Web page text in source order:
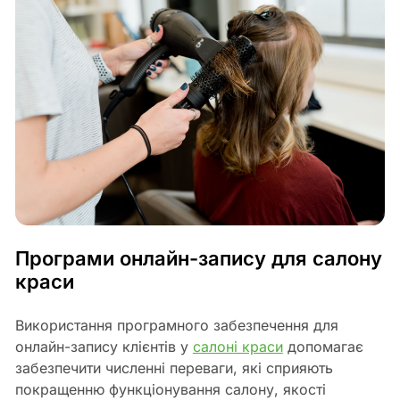
Програми онлайн-запису для салону
краси
Використання програмного забезпечення для
онлайн-запису клієнтів у салоні красидопомагає
забезпечити численні переваги, які сприяють
покращенню функціонування салону, якості